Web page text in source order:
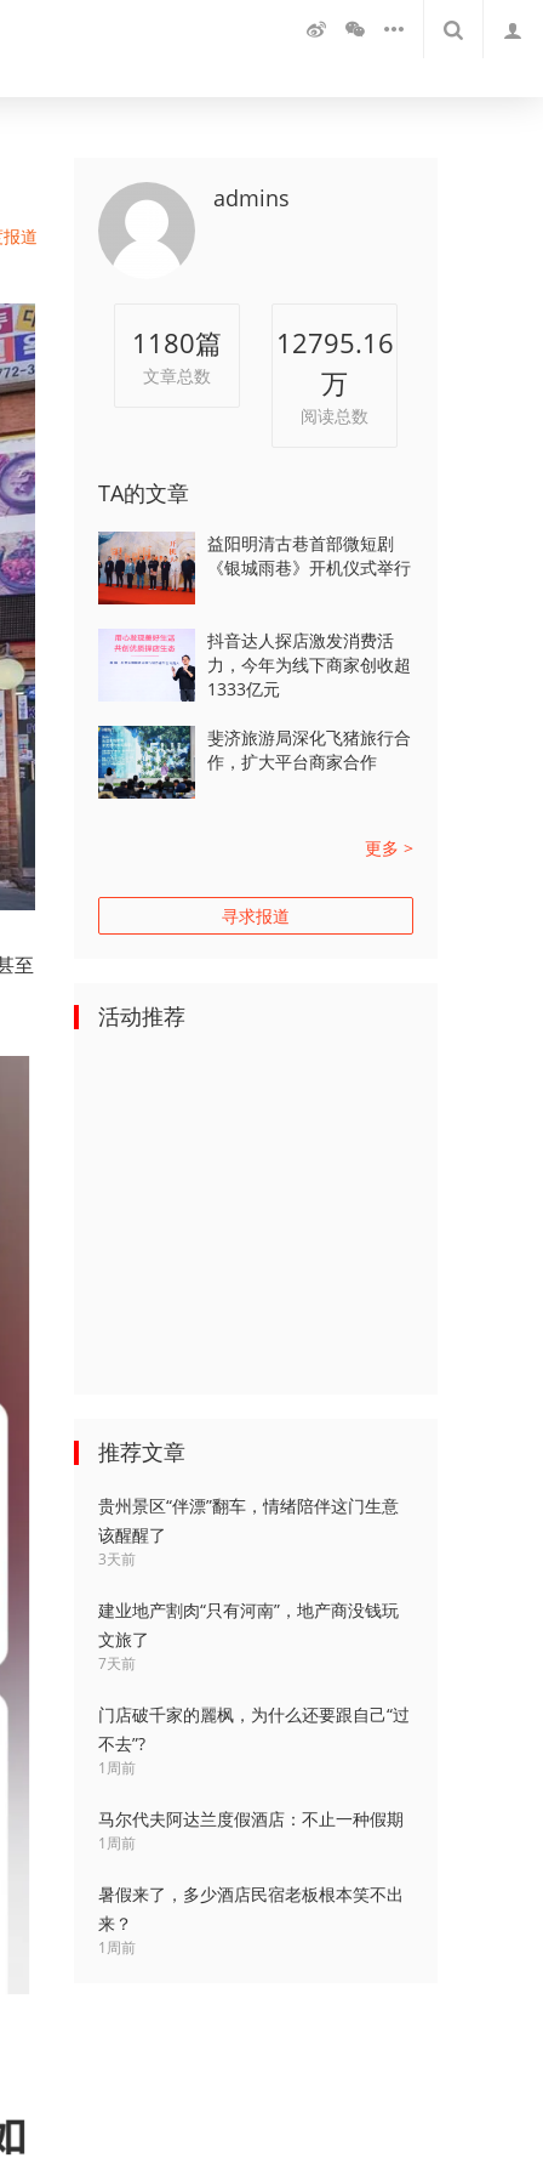
道
至
admins
1180篇
文章总数
12795.16
万
阅读总数
TA的文章
益阳明清古巷首部微短剧
《银城雨巷》开机仪式举行
抖音达人探店激发消费活
力，今年为线下商家创收超
1333亿元
斐济旅游局深化飞猪旅行合
作，扩大平台商家合作
更多 >
寻求报道
活动推荐
推荐文章
贵州景区“伴漂”翻车，情绪陪伴这门生意
该醒醒了
3天前
建业地产割肉“只有河南”，地产商没钱玩
文旅了
7天前
门店破千家的麗枫，为什么还要跟自己“过
不去”?
1周前
马尔代夫阿达兰度假酒店：不止一种假期
1周前
暑假来了，多少酒店民宿老板根本笑不出
来？
1周前